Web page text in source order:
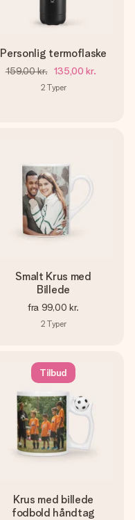
Personlig termoflaske
159,00 kr. 135,00 kr.
2 Typer
Smalt Krus med
Billede
fra 99,00 kr.
2 Typer
Tilbud
Krus med billede
fodbold håndtag